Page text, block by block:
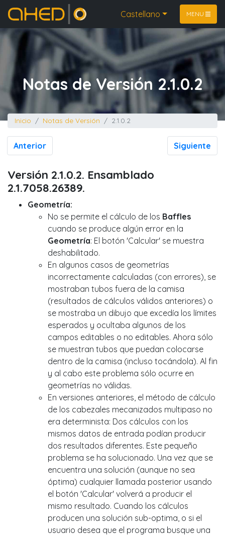
Castellano
Inicio MENU
Notas de Versión 2.1.0.2
Inicio Notas de Versión 2.1.0.2
Anterior Siguiente
Versión 2.1.0.2. Ensamblado
2.1.7058.26389.
Geometría:
No se permite el cálculo de los Baffles
cuando se produce algún error en la
Geometría: El botón 'Calcular' se muestra
deshabilitado.
En algunos casos de geometrías
incorrectamente calculadas (con errores), se
mostraban tubos fuera de la camisa
(resultados de cálculos válidos anteriores) o
se mostraba un dibujo que excedía los límites
esperados y ocultaba algunos de los
campos editables o no editables. Ahora sólo
se muestran tubos que puedan colocarse
dentro de la camisa (incluso tocándola). Al fin
y al cabo este problema sólo ocurre en
geometrías no válidas.
En versiones anteriores, el método de cálculo
de los cabezales mecanizados multipaso no
era determinista: Dos cálculos con los
mismos datos de entrada podían producir
dos resultados diferentes. Este pequeño
problema se ha solucionado. Una vez que se
encuentra una solución (aunque no sea
óptima) cualquier llamada posterior usando
el botón 'Calcular' volverá a producir el
mismo resultado. Cuando los cálculos
producen una solución sub-optima, o si el
usuario desea que el programa busque una